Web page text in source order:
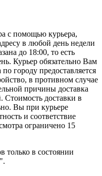
с помощью курьера,
в любой день недели
до 18:00, то есть
Курьер обязательно Вам
городу предоставляется
в противном случае
причины доставка
Стоимость доставки в
Вы при курьере
и соответствие
ограничено 15
только в состоянии